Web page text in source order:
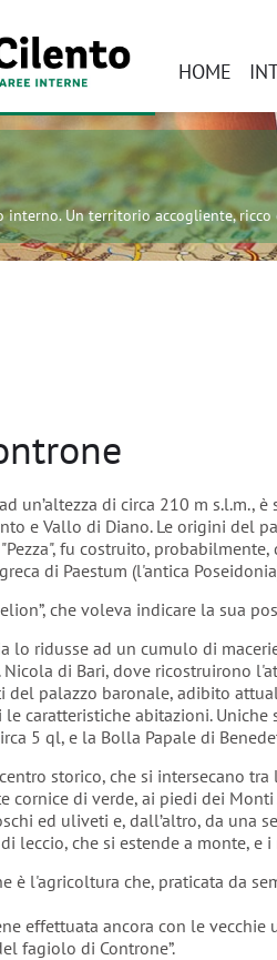
HOME
interno. Un territorio accogliente,
un’altezza di circa 210 m
e Vallo di Diano. Le origini del
fu costruito,
di Paestum (l'antica
che voleva indicare la sua
lo ridusse ad un cumulo di
di Bari, dove ricostruirono
palazzo baronale, adibito
caratteristiche abitazioni.
5 ql, e la Bolla Papale di
storico, che si intersecano
cornice di verde, ai piedi dei
ed uliveti e, dall’altro, da una
leccio, che si estende a monte,
è l'agricoltura che, praticata da
effettuata ancora con le
fagiolo di Controne”.